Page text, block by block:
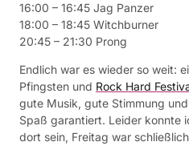
16:00 – 16:45 Jag Panzer
18:00 – 18:45 Witchburner
20:45 – 21:30 Prong
Endlich war es wieder so weit:
Pfingsten und Rock Hard
gute Musik, gute Stimmung
Spaß garantiert. Leider konnte
dort sein, Freitag war